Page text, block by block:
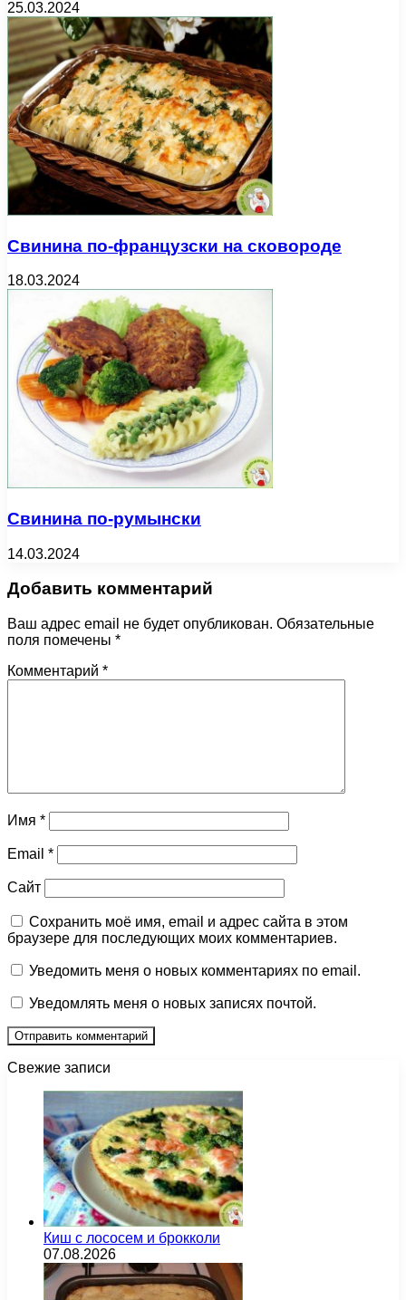
25.03.2024
Свинина по-французски на сковороде
18.03.2024
Свинина по-румынски
14.03.2024
Добавить комментарий
Ваш адрес email не будет опубликован. Обязательные
поля помечены *
Комментарий *
Имя *
Email *
Сайт
Сохранить моё имя, email и адрес сайта в этом
браузере для последующих моих комментариев.
Уведомить меня о новых комментариях по email.
Уведомлять меня о новых записях почтой.
Свежие записи
Киш с лососем и брокколи
07.08.2026